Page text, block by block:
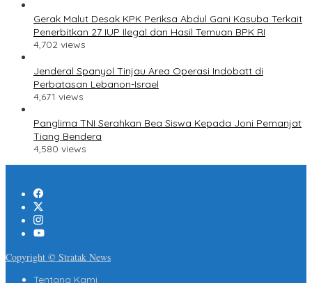
Gerak Malut Desak KPK Periksa Abdul Gani Kasuba Terkait
Penerbitkan 27 IUP Ilegal dan Hasil Temuan BPK RI
4,702 views
Jenderal Spanyol Tinjau Area Operasi Indobatt di
Perbatasan Lebanon-Israel
4,671 views
Panglima TNI Serahkan Bea Siswa Kepada Joni Pemanjat
Tiang Bendera
4,580 views
Copyright © Stratak News
Tentang Kami